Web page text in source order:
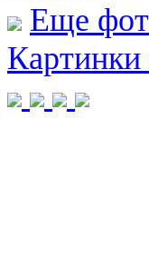
Еще
Картинки